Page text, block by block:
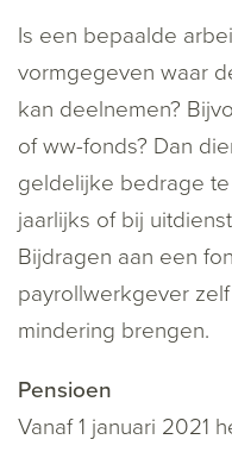
Is een bepaalde
vormgegeven waar
kan deelnemen?
of ww-fonds? Dan
geldelijke bedrage
jaarlijks of bij
Bijdragen aan een
payrollwerkgever
mindering brengen.
Pensioen
Vanaf 1 januari 2021